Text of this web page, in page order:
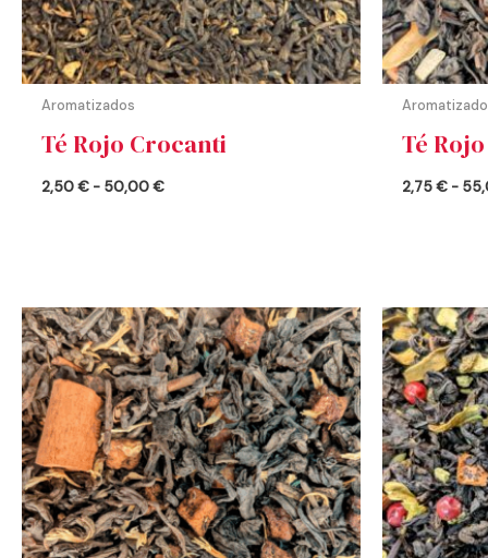
Aromatizados
Té Rojo Crocanti
2,50€ - 50,00€
Té
2,75€ -
Rango
de
precios:
desde
2,75 €
hasta
55,00 €